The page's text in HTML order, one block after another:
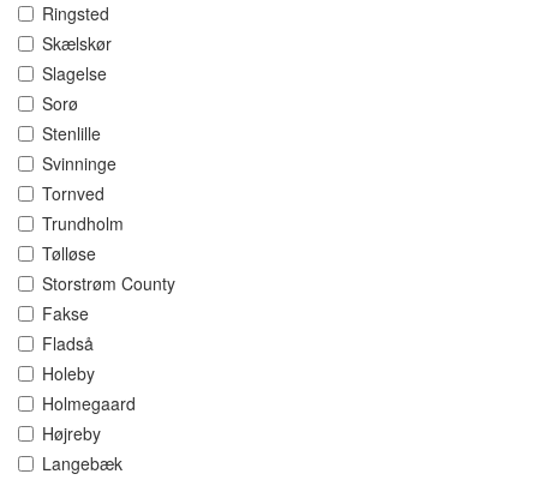
Ringsted
Skælskør
Slagelse
Sorø
Stenlille
Svinninge
Tornved
Trundholm
Tølløse
Storstrøm County
Fakse
Fladså
Holeby
Holmegaard
Højreby
Langebæk